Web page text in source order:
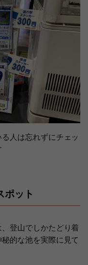
人は忘れずにチェッ
ポット
登山でしかたどり着
的な池を実際に見て